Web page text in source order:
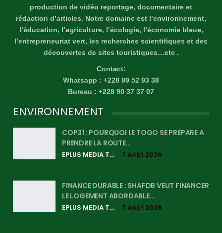
production de vidéo reportage, documentaire et
rédaction d’articles. Notre domaine est l’environnement,
l’éducation, l’agriculture, l’écologie, l’économie bleue,
l’entrepreneuriat vert, les recherches scientifiques et des
découvertes de sites touristiques…etc .
Contact:
Whatsapp : +228 99 52 93 38
Bureau : +228 90 37 37 07
ENVIRONNEMENT
COP31 : POURQUOI LE TOGO SE PREPARE A
PRENDRE LA ROUTE…
EPLUS MEDIA TV 7 Août 2026
FINANCE DURABLE : SHAFDB VEUT FINANCER
LE LOGEMENT ABORDABLE…
EPLUS MEDIA TV 7 Août 2026